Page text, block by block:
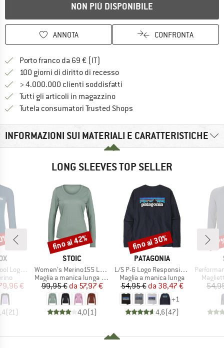
NON PIÙ DISPONIBILE
ANNOTA CONFRONTA
Porto franco da 69 € (IT)
100 giorni di diritto di recessoVai alla politica di recesso qui
> 4.000.000 clienti soddisfatti
Tutti gli articoli in magazzino
Tutela consumatori Trusted Shops
INFORMAZIONI SUI MATERIALI E CARATTERISTICHE
LONG SLEEVES TOP SELLER
L/S
ridotto
€
(21 )
MARCHIO
STOIC
Articolo
Women's Merino155 LaholmSt. L/S
Gruppo di prodotti
Maglia a manica lunga merino
Prezzo
99,95 € Prezzo ridotto
da 57,97 €
4,0(1 )
Sconto
fino al 42%
MARCHIO
PATAGONIA
Articolo
L/S P-6 Logo Responsibili-Tee
Gruppo di prodotti
Maglia a manica lunga
Prezzo
54,95 € Prezzo ridotto
da 38,47 €
+1
4,6(47)
Sconto
fino al 30%
Articolo